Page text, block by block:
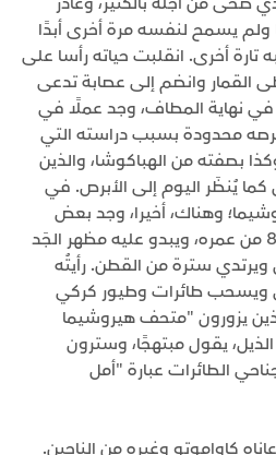
ولم يسمح لنفسه مرة أخرى أبدًا
تارة أخرى. انقلبت حياته رأسا على
القمار وانضم إلى عصابة تدعى
في نهاية المطاف، وجد عملًا في
محدودة بسبب دراسته التي
بصفته من الهباكوشا، والذين
يُنظَر اليوم إلى الأبرص. في
وهناك، أخيرا، وجد بعض
السلام. هو اليوم في الـ 86 من عمره، ويبدو عليه مظهر الجَد
سترة من القطن. رأيتُه
طائرات وطيور كركي
يزورون "متحف هيروشيما
يقول مبتهجًا، وسترون
الطائرات عبارة "أمل
كاواموتو وغيره من الناجين.